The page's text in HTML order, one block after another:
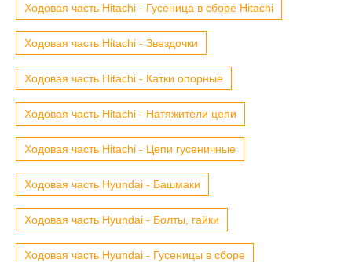
Ходовая часть Hitachi - Гусеница в сборе Hitachi
Ходовая часть Hitachi - Звездочки
Ходовая часть Hitachi - Катки опорные
Ходовая часть Hitachi - Натяжители цепи
Ходовая часть Hitachi - Цепи гусеничные
Ходовая часть Hyundai - Башмаки
Ходовая часть Hyundai - Болты, гайки
Ходовая часть Hyundai - Гусеницы в сборе